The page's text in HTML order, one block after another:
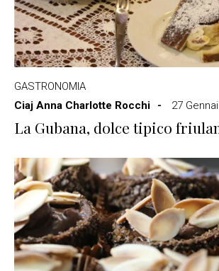
GASTRONOMIA
Ciaj Anna Charlotte Rocchi
27
La Gubana, dolce tipico